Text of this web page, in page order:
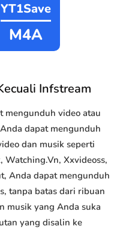
YT1Save
M4A
Infstream
mengunduh video atau
dapat mengunduh
dan musik seperti
Xxvideoss,
Anda dapat mengunduh
tanpa batas dari ribuan
musik yang Anda suka
yang disalin ke